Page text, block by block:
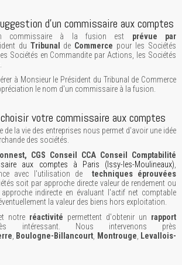
d'un commissaire aux comptes
commissaire à la fusion est prévue par
du Tribunal de Commerce pour les Sociétés
Sociétés en Commandite par Actions, les Sociétés
à Monsieur le Président du Tribunal de Commerce
le nom d'un commissaire à la fusion.
votre commissaire aux comptes
de la vie des entreprises nous permet d'avoir une idée
des sociétés.
CGS Conseil CCA Conseil Comptabilité
aux comptes à Paris (Issy-les-Moulineaux)
avec l'utilisation de techniques éprouvées
soit par approche directe valeur de rendement ou
indirecte en évaluant l'actif net comptable
la valeur des biens hors exploitation.
notre réactivité permettent d'obtenir un rapport
intéressant. Nous intervenons près
Boulogne-Billancourt Montrouge
Levallois-